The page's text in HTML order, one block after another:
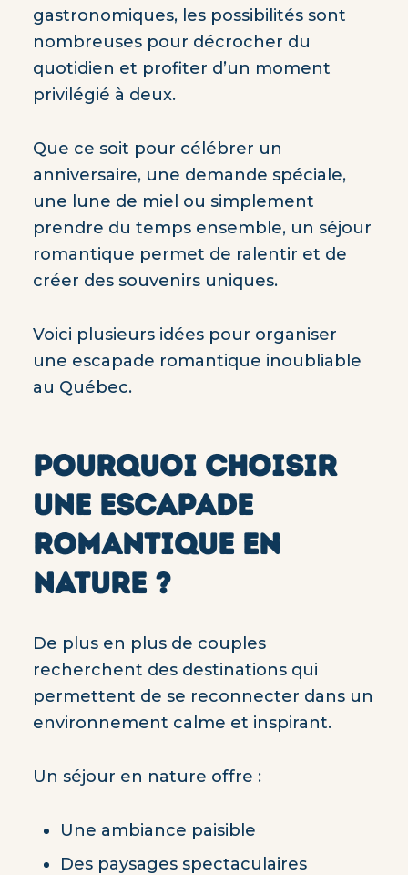
gastronomiques, les possibilités sont
nombreuses pour décrocher du
quotidien et profiter d’un moment
privilégié à deux.
Que ce soit pour célébrer un
anniversaire, une demande spéciale,
une lune de miel ou simplement
prendre du temps ensemble, un séjour
romantique permet de ralentir et de
créer des souvenirs uniques.
Voici plusieurs idées pour organiser
une escapade romantique inoubliable
au Québec.
POURQUOI CHOISIR
UNE ESCAPADE
ROMANTIQUE EN
NATURE ?
De plus en plus de couples
recherchent des destinations qui
permettent de se reconnecter dans un
environnement calme et inspirant.
Un séjour en nature offre :
Une ambiance paisible
Des paysages spectaculaires